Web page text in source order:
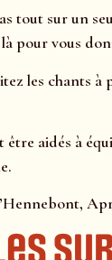
tout sur un
pour vous
les chants
être aidés à